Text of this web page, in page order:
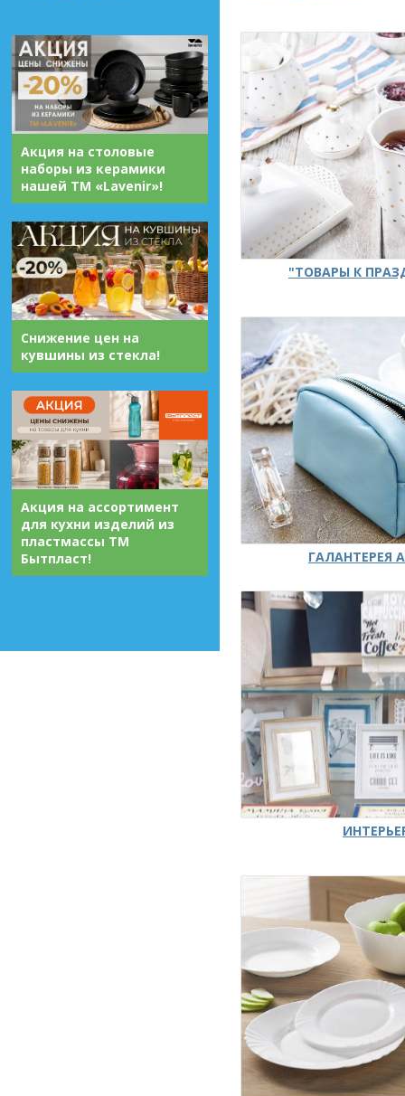
Акция на столовые
наборы из керамики
нашей ТМ «Lavenir»!
Снижение цен на
кувшины из стекла!
Акция на ассортимент
для кухни изделий из
пластмассы ТМ
Бытпласт!
"ТОВАРЫ К
ГАЛАНТЕРЕЯ